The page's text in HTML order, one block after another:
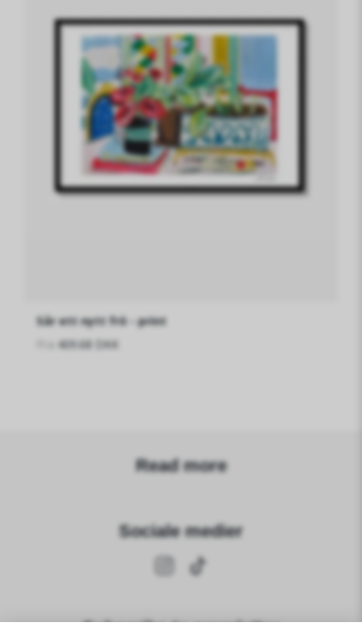
Sår ett nytt frö - print
409.68 DKK
Read more
Sociale medier
Subscribe to newsletter